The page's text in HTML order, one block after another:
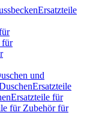
Ersatzteile
für
und
Ersatzteile
Ersatzteile für
für Zubehör für